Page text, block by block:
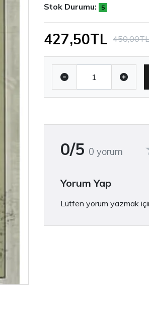
Stok Durumu:
5
427,50TL 450,00TL
0/5 0 yorum
Yorum Yap
Lütfen yorum yazmak